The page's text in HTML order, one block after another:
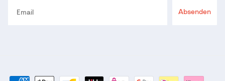
Absenden